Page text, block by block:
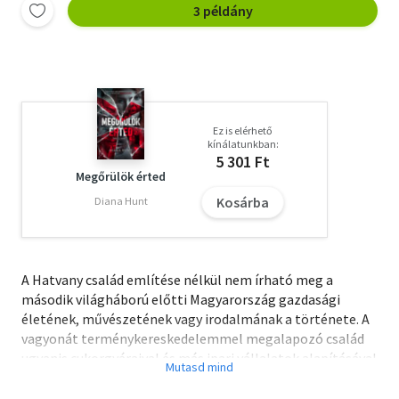
3 példány
Megőrülök érted
Diana Hunt
Ez is elérhető
kínálatunkban:
5 301 Ft
Kosárba
A Hatvany család említése nélkül nem írható meg a
második világháború előtti Magyarország gazdasági
életének, művészetének vagy irodalmának a története. A
vagyonát terménykereskedelemmel megalapozó család
ugyanis cukorgyáraival és más ipari vállalatok alapításával
nemcsak az ország gazdasági életében töltött be